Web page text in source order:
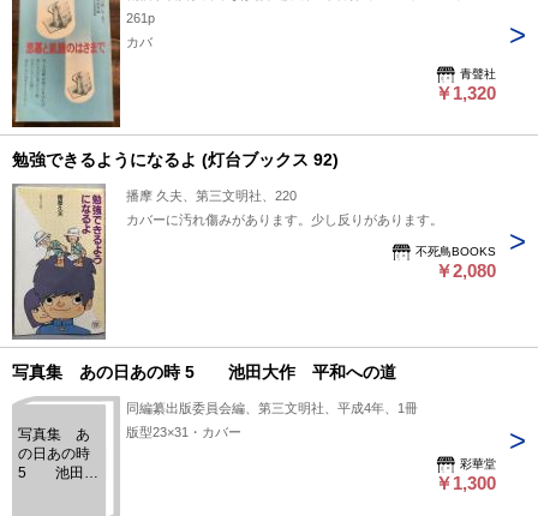
261p
カバ
青聲社
￥1,320
勉強できるようになるよ (灯台ブックス 92)
播摩 久夫、第三文明社、220
カバーに汚れ傷みがあります。少し反りがあります。
不死鳥BOOKS
￥2,080
写真集 あの日あの時 5 池田大作 平和への道
写真集 あ
の日あの時
5 池田大
同編纂出版委員会編、第三文明社、平成4年、1冊
版型23×31・カバー
彩華堂
￥1,300